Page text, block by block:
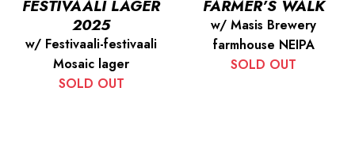
FESTIVAALI LAGER
2025
w/ Festivaali-festivaali
Mosaic lager
SOLD OUT
FARMER’S WALK
w/ Masis Brewery
farmhouse NEIPA
SOLD OUT